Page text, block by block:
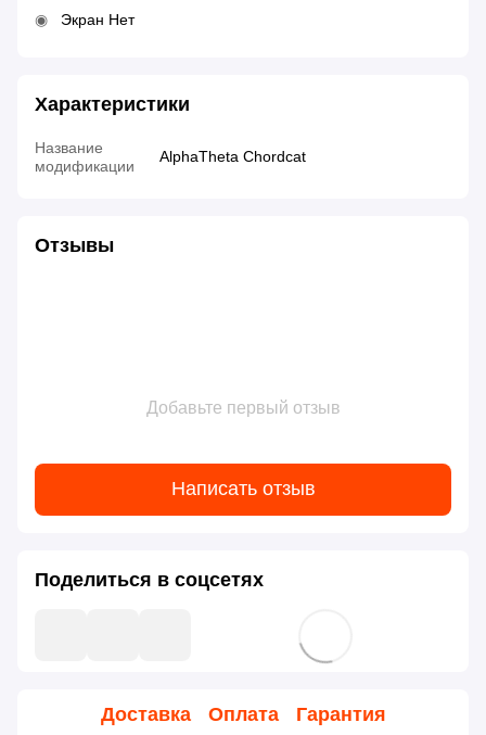
Экран Нет
Характеристики
Название
модификации
AlphaTheta Chordcat
Отзывы
Добавьте первый отзыв
Написать отзыв
Поделиться в соцсетях
Доставка Оплата Гарантия